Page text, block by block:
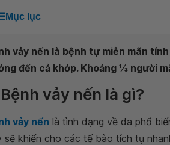
Mục lục
vảy nến là bệnh tự miễn mãn
đến cả khớp. Khoảng 1⁄3 người
Bệnh vảy nến là gì?
vảy nến là tình dạng về da phổ
sẽ khiến cho các tế bào tích tụ